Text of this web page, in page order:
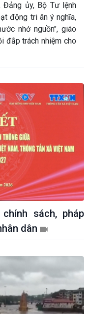
sự
sự 6h
sự 18h
tin
mục
dòng Thời sự
ủy, Bộ Tư lệnh
động tri ân ý nghĩa,
nhớ nguồn", giáo
đắp trách nhiệm cho
sách, pháp
dân